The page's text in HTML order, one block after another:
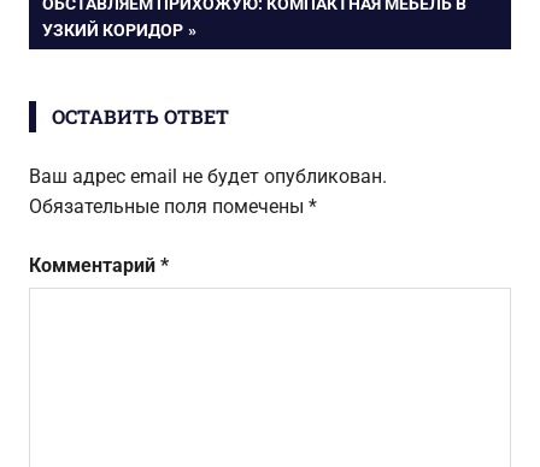
записям
ЗАПИСЬ:
ОБСТАВЛЯЕМ ПРИХОЖУЮ: КОМПАКТНАЯ МЕБЕЛЬ В
УЗКИЙ КОРИДОР
ОСТАВИТЬ ОТВЕТ
Ваш адрес email не будет опубликован.
Обязательные поля помечены *
Комментарий *